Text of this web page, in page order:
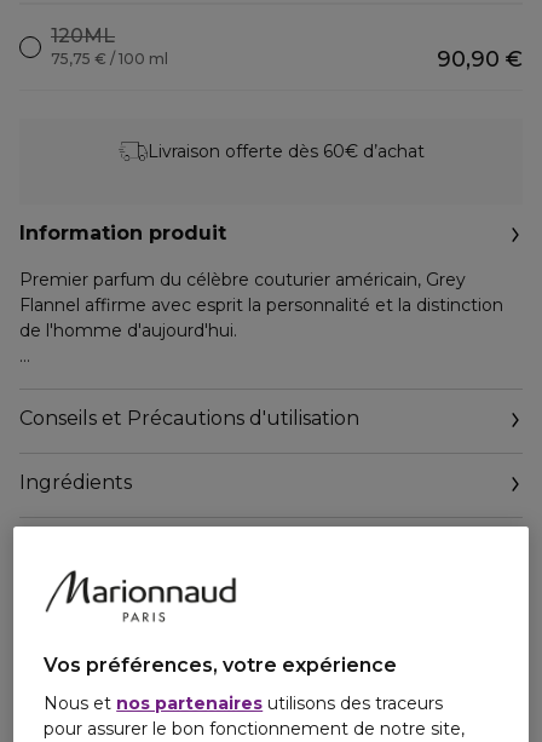
120ML
90,90 €
75,75 € / 100 ml
Livraison offerte dès 60€ d’achat
Information produit
Premier parfum du célèbre couturier américain, Grey
Flannel affirme avec esprit la personnalité et la distinction
de l'homme d'aujourd'hui.
en fait un symbole d'intemporalité et d'élégance, destiné
aux hommes qui savent s'affirmer avec distinction.
La fragrance chyprée verte est un savant mélange, à la fois
Note de coeur: Violette, Rose, Géranium, Fougère
Note de fond: Bois de Cèdre, Mousse, Fève Tonka
Grey Flannel est le sillage d'un esprit authentique.
Conseils et Précautions d'utilisation
Ingrédients
Vos préférences, votre expérience
Nous et nos partenaires utilisons des traceurs
pour assurer le bon fonctionnement de notre site,